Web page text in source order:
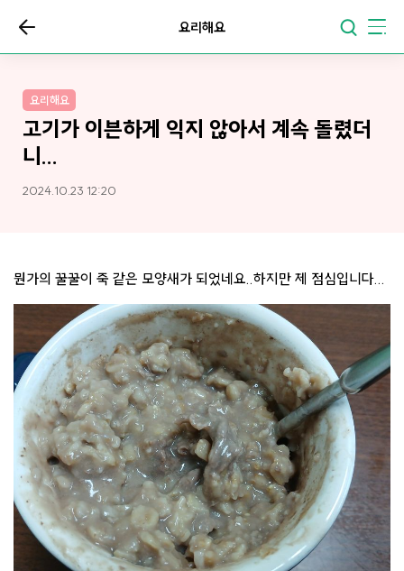
요리해요
요리해요
고기가 이븐하게 익지 않아서 계속 돌렸더
니...
2024.10.23 12:20
뭔가의 꿀꿀이 죽 같은 모양새가 되었네요..하지만 제 점심입니다...